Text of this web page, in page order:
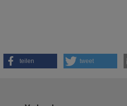
teilen tweet